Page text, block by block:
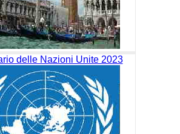
delle Nazioni Unite 2023